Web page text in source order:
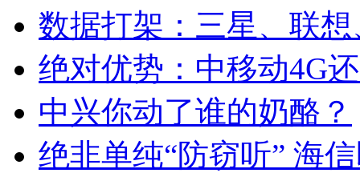
数据打架：三星、联
绝对优势：中移动4G
中兴你动了谁的奶酪？
绝非单纯“防窃听” 海